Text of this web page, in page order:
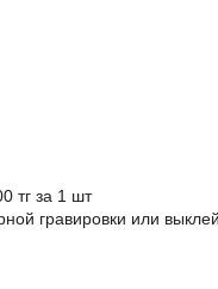
тг за 1 шт
гравировки или